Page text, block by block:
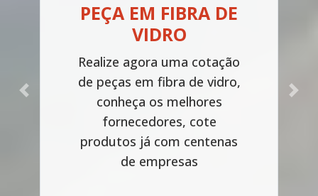
PEÇA EM FIBRA DE
VIDRO
Realize agora uma cotação
de peças em fibra de vidro,
conheça os melhores
fornecedores, cote
produtos já com centenas
de empresas
Previous Next